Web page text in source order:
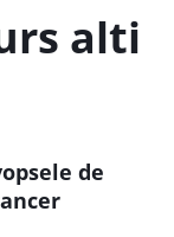
alti
de